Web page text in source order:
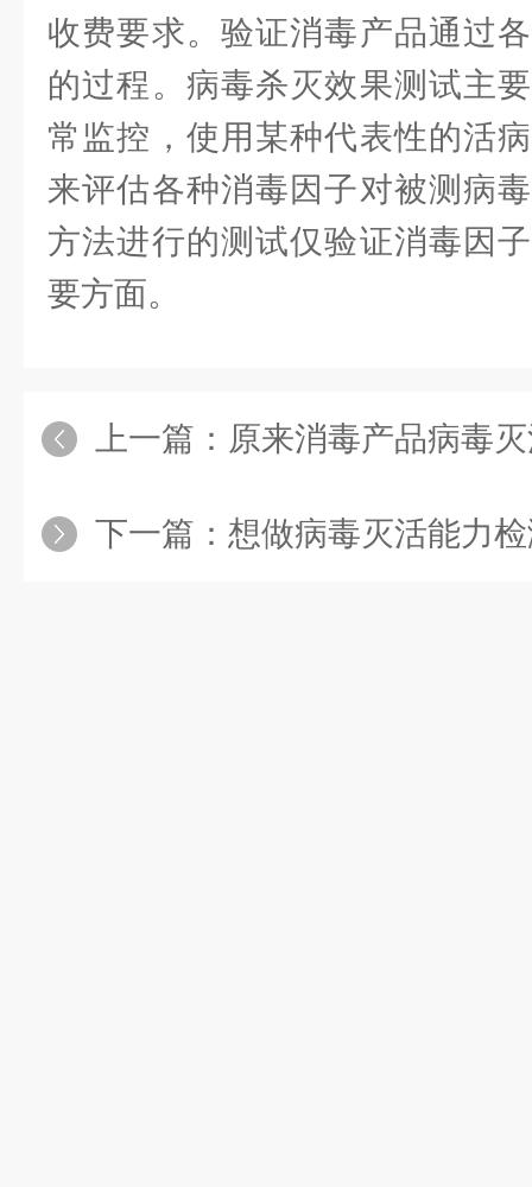
收费要求。验证消毒产品通过
的过程。病毒杀灭效果测试主
常监控，使用某种代表性的活
来评估各种消毒因子对被测病
方法进行的测试仅验证消毒因
要方面。
上一篇： 原来消毒产品病毒灭
下一篇： 想做病毒灭活能力检测，